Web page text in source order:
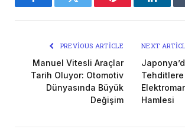
FacebookTwitter Pinterest
PREVIOUS ARTICLE
Manuel Vitesli Araçlar
Tarih Oluyor: Otomotiv
Dünyasında Büyük
Değişim
NEXT
Tehditlere
Hamlesi